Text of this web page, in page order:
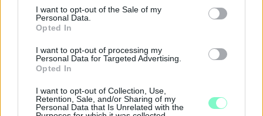
consent section.
I want to opt-out of the Sale of my
Personal Data.
Opted In
I want to opt-out of processing my
Personal Data for Targeted Advertising.
Opted In
I want to opt-out of Collection, Use,
Retention, Sale, and/or Sharing of my
Personal Data that Is Unrelated with the
2021. szeptember. 02. 11:21
Rendőrségi feljelentést tett a politikus.
IDŐUTAZÓS THRILLER KÉSZÜLHET A
SZOMBATHELYI WEÖRES SÁNDOR SZÍNHÁZ
EGYIK SZÍNÉSZÉVEL
Balogh Jánossal foroghat a korábban több díjjal is jutalmazott A
pásztor alkotójának következő filmje.